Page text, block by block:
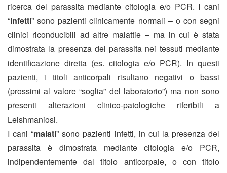
ricerca del parassita mediante citologia e/o PCR. I cani
“infetti” sono pazienti clinicamente normali – o con segni
clinici riconducibili ad altre malattie – ma in cui è stata
dimostrata la presenza del parassita nei tessuti mediante
identificazione diretta (es. citologia e/o PCR). In questi
pazienti, i titoli anticorpali risultano negativi o bassi
(prossimi al valore “soglia” del laboratorio”) ma non sono
presenti alterazioni clinico-patologiche riferibili a
Leishmaniosi.
I cani “malati” sono pazienti infetti, in cui la presenza del
parassita è dimostrata mediante citologia e/o PCR,
indipendentemente dal titolo anticorpale, o con titolo